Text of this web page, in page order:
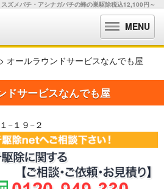
ズメバチ・アシナガバチの蜂の巣駆除税込12,100円～
MENU
> オールラウンドサービスなんでも屋
ドサービスなんでも屋
−１９−２